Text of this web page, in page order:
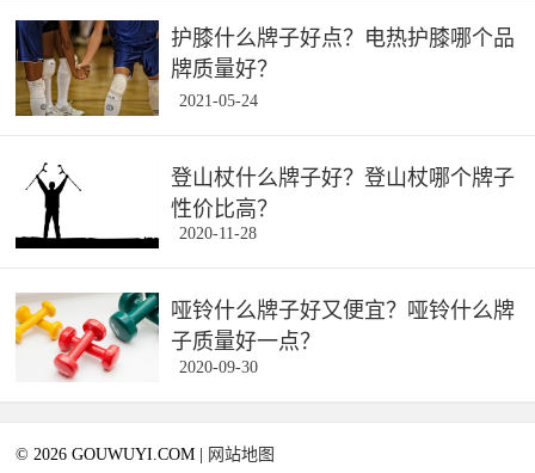
护膝什么牌子好点？电热护膝哪个品
牌质量好？
2021-05-24
登山杖什么牌子好？登山杖哪个牌子
性价比高？
2020-11-28
哑铃什么牌子好又便宜？哑铃什么牌
子质量好一点？
2020-09-30
© 2026 GOUWUYI.COM | 网站地图